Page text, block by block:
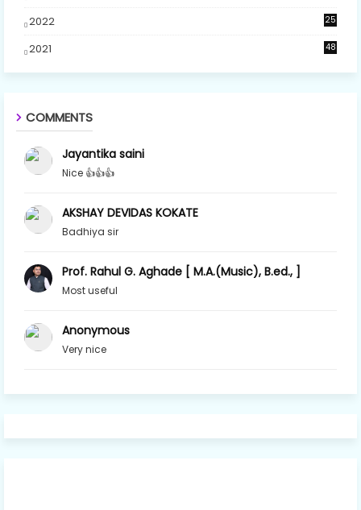
2022 25
2021 48
COMMENTS
Jayantika saini
Nice 👍👍👍
AKSHAY DEVIDAS KOKATE
Badhiya sir
Prof. Rahul G. Aghade [ M.A.(Music), B.ed., ]
Most useful
Anonymous
Very nice